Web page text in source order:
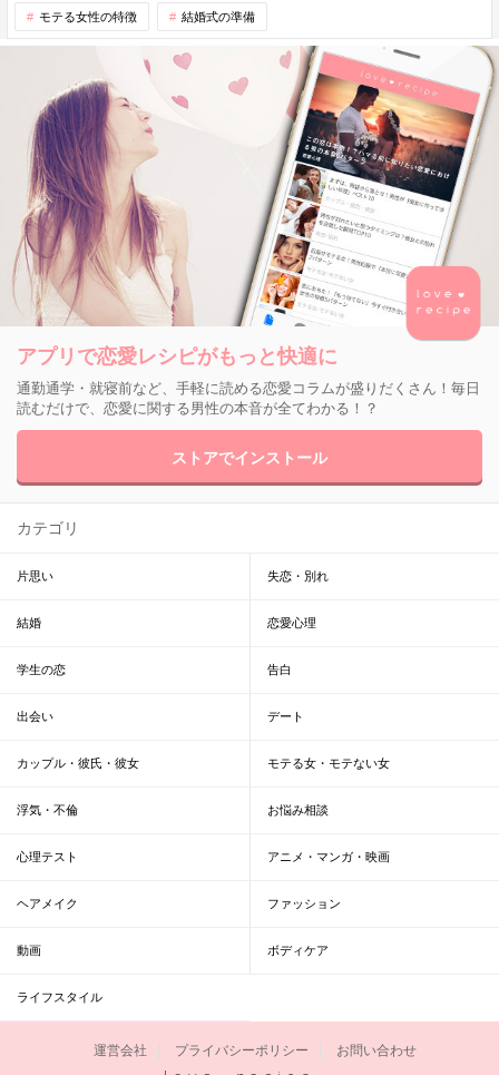
モテる女性の特徴 結婚式の準備
アプリで恋愛レシピがもっと快適に
通勤通学・就寝前など、手軽に読める恋愛コラムが盛りだくさん！毎日
読むだけで、恋愛に関する男性の本音が全てわかる！？
ストアでインストール
カテゴリ
片思い 失恋・別れ
結婚 恋愛心理
学生の恋 告白
出会い デート
カップル・彼氏・彼女 モテる女・モテない女
浮気・不倫 お悩み相談
心理テスト アニメ・マンガ・映画
ヘアメイク ファッション
動画 ボディケア
ライフスタイル
運営会社 プライバシーポリシー お問い合わせ